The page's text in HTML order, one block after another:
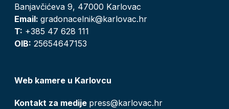
Banjavčićeva 9, 47000 Karlovac
Email: gradonacelnik@karlovac.hr
T: +385 47 628 111
OIB: 25654647153
Web kamere u Karlovcu
Kontakt za medije press@karlovac.hr